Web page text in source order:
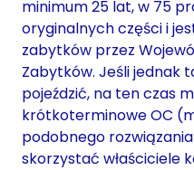
minimum 25 lat, w 75
oryginalnych części i
zabytków przez
Zabytków. Jeśli jednak
pojeździć, na ten czas
krótkoterminowe OC
podobnego
skorzystać właściciele